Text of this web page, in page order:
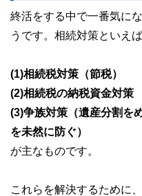
終活をする中で一番気に
うです。相続対策といえば
(1)相続税対策（節税）
(2)相続税の納税資金対策
(3)争族対策（遺産分割を
を未然に防ぐ）
が主なものです。
これらを解決するために